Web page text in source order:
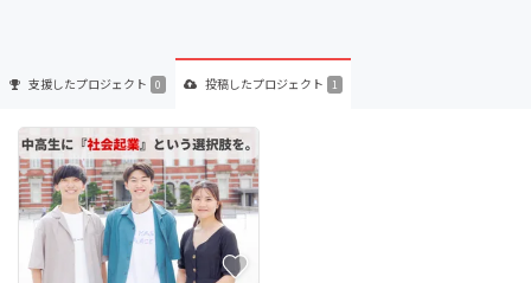
支援したプロジェクト 0 投稿したプロジェクト 1